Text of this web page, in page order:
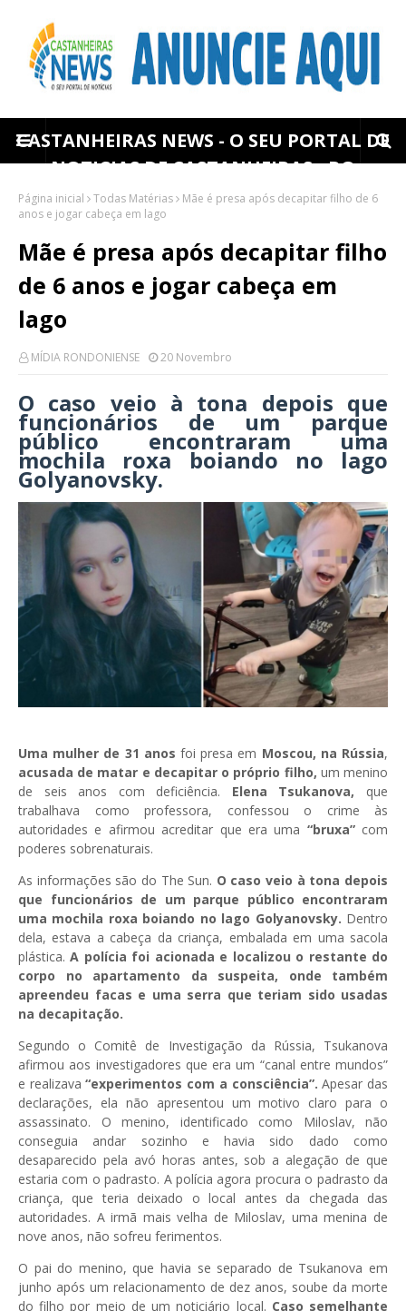
CASTANHEIRAS NEWS - O SEU PORTAL DE
NOTICIAS DE CASTANHEIRAS - RO
Página inicial Todas Matérias
Mãe é presa após decapitar filho de 6
anos e jogar cabeça em lago
Mãe é presa após decapitar filho
de 6 anos e jogar cabeça em
lago
MÍDIA RONDONIENSE 20 Novembro
O caso veio à tona depois que
funcionários de um parque
público encontraram uma
mochila roxa boiando no lago
Golyanovsky.
Uma mulher de 31 anos foi presa em Moscou, na Rússia,
acusada de matar e decapitar o próprio filho, um menino
de seis anos com deficiência. Elena Tsukanova, que
trabalhava como professora, confessou o crime às
autoridades e afirmou acreditar que era uma “bruxa”com
poderes sobrenaturais.
As informações são do The Sun. O caso veio à tona depois
que funcionários de um parque público encontraram
uma mochila roxa boiando no lago Golyanovsky. Dentro
dela, estava a cabeça da criança, embalada em uma sacola
plástica.A polícia foi acionada e localizou o restante do
corpo no apartamento da suspeita, onde também
apreendeu facas e uma serra que teriam sido usadas
na decapitação.
Segundo o Comitê de Investigação da Rússia, Tsukanova
afirmou aos investigadores que era um “canal entre mundos”
e realizava“experimentos com a consciência”. Apesar das
declarações, ela não apresentou um motivo claro para o
assassinato. O menino, identificado como Miloslav, não
conseguia andar sozinho e havia sido dado como
desaparecido pela avó horas antes, sob a alegação de que
estaria com o padrasto. A polícia agora procura o padrasto da
criança, que teria deixado o local antes da chegada das
autoridades. A irmã mais velha de Miloslav, uma menina de
nove anos, não sofreu ferimentos.
O pai do menino, que havia se separado de Tsukanova em
junho após um relacionamento de dez anos, soube da morte
do filho por meio de um noticiário local. Caso semelhante